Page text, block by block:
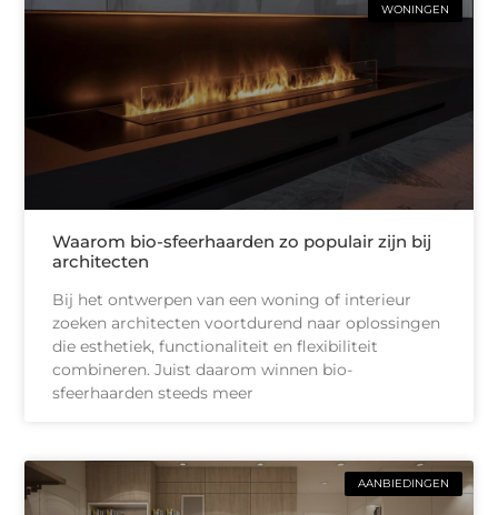
WONINGEN
Waarom bio-sfeerhaarden zo populair zijn bij
architecten
Bij het ontwerpen van een woning of interieur
zoeken architecten voortdurend naar oplossingen
die esthetiek, functionaliteit en flexibiliteit
combineren. Juist daarom winnen bio-
sfeerhaarden steeds meer
AANBIEDINGEN